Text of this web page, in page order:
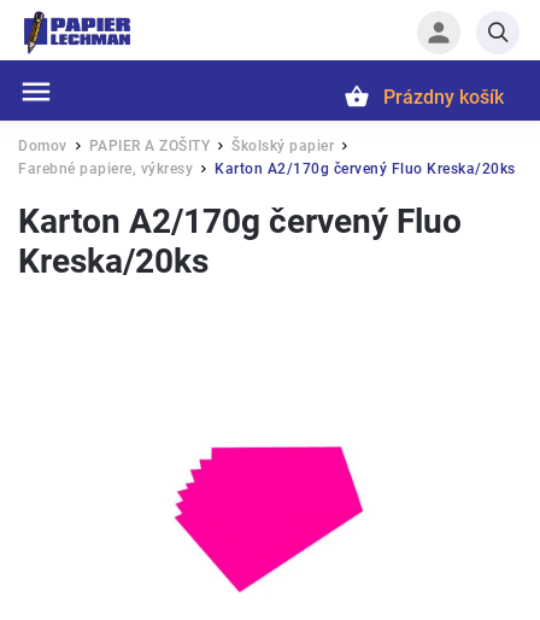
Prázdny košík
Domov / PAPIER A ZOŠITY / Školský papier /
Farebné papiere, výkresy / Karton A2/170g červený Fluo Kreska/20ks
Karton A2/170g červený Fluo
Kreska/20ks